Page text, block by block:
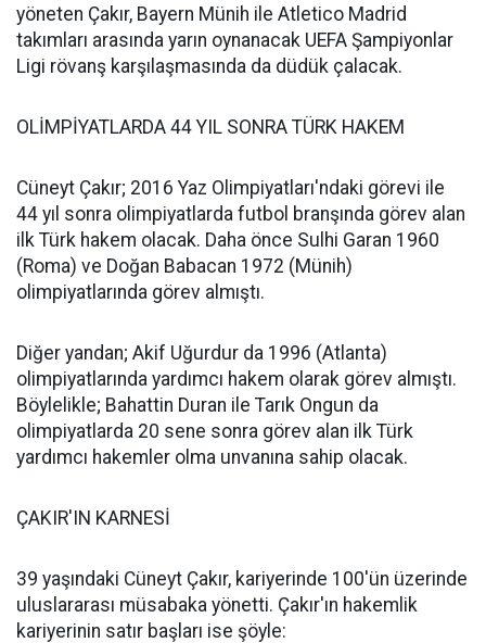
yöneten Çakır, Bayern Münih ile Atletico Madrid
takımları arasında yarın oynanacak UEFA Şampiyonlar
Ligi rövanş karşılaşmasında da düdük çalacak.
OLİMPİYATLARDA 44 YIL SONRA TÜRK HAKEM
Cüneyt Çakır; 2016 Yaz Olimpiyatları'ndaki görevi ile
44 yıl sonra olimpiyatlarda futbol branşında görev alan
ilk Türk hakem olacak. Daha önce Sulhi Garan 1960
(Roma) ve Doğan Babacan 1972 (Münih)
olimpiyatlarında görev almıştı.
Diğer yandan; Akif Uğurdur da 1996 (Atlanta)
olimpiyatlarında yardımcı hakem olarak görev almıştı.
Böylelikle; Bahattin Duran ile Tarık Ongun da
olimpiyatlarda 20 sene sonra görev alan ilk Türk
yardımcı hakemler olma unvanına sahip olacak.
ÇAKIR'IN KARNESİ
39 yaşındaki Cüneyt Çakır, kariyerinde 100'ün üzerinde
uluslararası müsabaka yönetti. Çakır'ın hakemlik
kariyerinin satır başları ise şöyle: